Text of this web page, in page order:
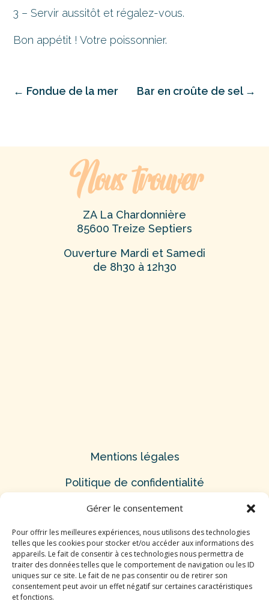
Gérer le consentement
Pour offrir les meilleures expériences, nous utilisons des technologies
telles que les cookies pour stocker et/ou accéder aux informations des
appareils. Le fait de consentir à ces technologies nous permettra de
traiter des données telles que le comportement de navigation ou les ID
uniques sur ce site. Le fait de ne pas consentir ou de retirer son
consentement peut avoir un effet négatif sur certaines caractéristiques
et fonctions.
3 – Servir aussitôt et régalez-vous.
Bon appétit ! Votre poissonnier.
← Fondue de la mer Bar en croûte de sel→
Nous trouver
ZA La Chardonnière
85600 Treize Septiers
Ouverture Mardi et Samedi
de 8h30 à 12h30
Mentions légales
Politique de confidentialité
Nous contacter
Guillaume: 06 82 97 92 04
Benjamin: 06 21 97 75 82